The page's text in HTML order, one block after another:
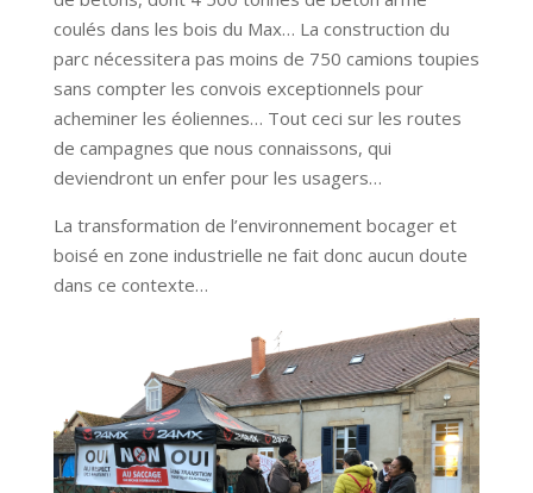
coulés dans les bois du Max… La construction du
parc nécessitera pas moins de 750 camions toupies
sans compter les convois exceptionnels pour
acheminer les éoliennes… Tout ceci sur les routes
de campagnes que nous connaissons, qui
deviendront un enfer pour les usagers…
La transformation de l’environnement bocager et
boisé en zone industrielle ne fait donc aucun doute
dans ce contexte…